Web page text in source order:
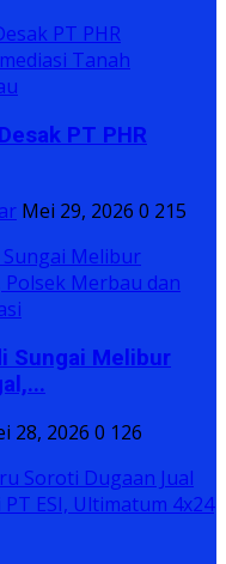
PT PHR
Mei 29, 2026 0 215
Sungai Melibur
28, 2026 0 126